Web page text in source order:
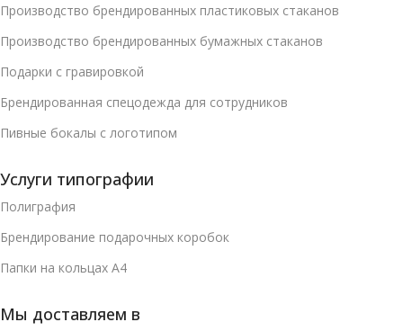
Производство брендированных пластиковых стаканов
Производство брендированных бумажных стаканов
Подарки с гравировкой
Брендированная спецодежда для сотрудников
Пивные бокалы с логотипом
Услуги типографии
Полиграфия
Брендирование подарочных коробок
Папки на кольцах А4
Мы доставляем в